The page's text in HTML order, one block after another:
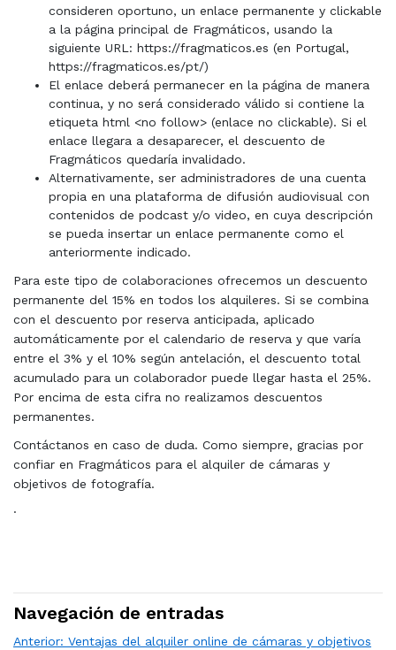
consideren oportuno, un enlace permanente y clickable
a la página principal de Fragmáticos, usando la
siguiente URL: https://fragmaticos.es (en Portugal,
https://fragmaticos.es/pt/)
El enlace deberá permanecer en la página de manera
continua, y no será considerado válido si contiene la
etiqueta html <no follow> (enlace no clickable). Si el
enlace llegara a desaparecer, el descuento de
Fragmáticos quedaría invalidado.
Alternativamente, ser administradores de una cuenta
propia en una plataforma de difusión audiovisual con
contenidos de podcast y/o video, en cuya descripción
se pueda insertar un enlace permanente como el
anteriormente indicado.
Para este tipo de colaboraciones ofrecemos un descuento
permanente del 15% en todos los alquileres. Si se combina
con el descuento por reserva anticipada, aplicado
automáticamente por el calendario de reserva y que varía
entre el 3% y el 10% según antelación, el descuento total
acumulado para un colaborador puede llegar hasta el 25%.
Por encima de esta cifra no realizamos descuentos
permanentes.
Contáctanos en caso de duda. Como siempre, gracias por
confiar en Fragmáticos para el alquiler de cámaras y
objetivos de fotografía.
·
Navegación de entradas
Anterior: Ventajas del alquiler online de cámaras y objetivos